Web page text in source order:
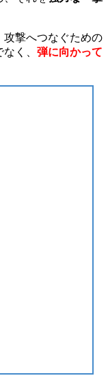
攻撃へつなぐための
く、 弾に向かって